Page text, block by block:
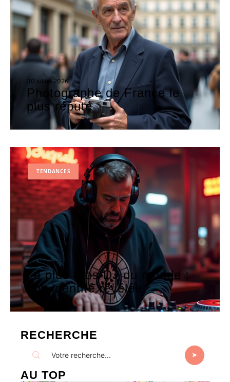
30 juillet 2026
Photographe de France le
plus réputé
TENDANCES
29 juillet 2026
Le plus gros DJ du monde :
son identité révélée
RECHERCHE
AU TOP